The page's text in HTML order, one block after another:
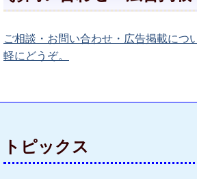
ご相談・お問い合わせ・広告掲載につ
軽にどうぞ。
トピックス